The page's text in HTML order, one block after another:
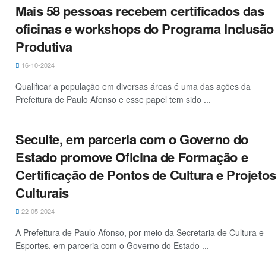
Mais 58 pessoas recebem certificados das
oficinas e workshops do Programa Inclusão
Produtiva
16-10-2024
Qualificar a população em diversas áreas é uma das ações da
Prefeitura de Paulo Afonso e esse papel tem sido ...
Seculte, em parceria com o Governo do
Estado promove Oficina de Formação e
Certificação de Pontos de Cultura e Projetos
Culturais
22-05-2024
A Prefeitura de Paulo Afonso, por meio da Secretaria de Cultura e
Esportes, em parceria com o Governo do Estado ...